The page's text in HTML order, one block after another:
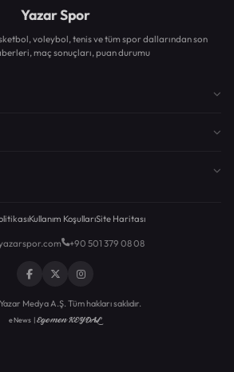
Yazar Spor
voleybol, tenis ve tüm spor dallarından son
maç sonuçları, puan durumu
Kullanım KoşullarıSite Haritası
+90 501 379 08 08
Medya A.Ş. Tüm hakları saklıdır.
eNews |Egemen KEYDAL